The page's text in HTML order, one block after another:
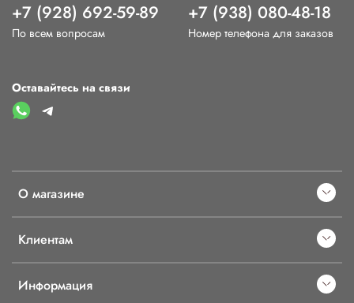
О магазине
Клиентам
Информация
+7 (928) 692-59-89
По всем вопросам
+7 (938) 080-48-18
Номер телефона для заказов
Оставайтесь на связи